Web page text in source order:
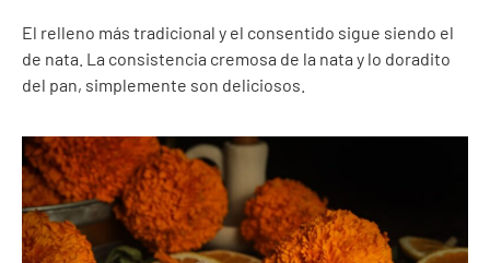
El relleno más tradicional y el consentido sigue siendo el
de nata. La consistencia cremosa de la nata y lo doradito
del pan, simplemente son deliciosos.